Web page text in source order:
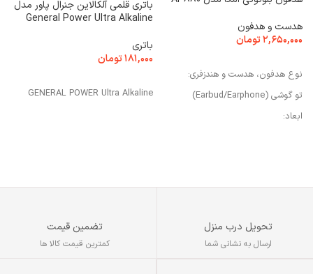
هدست و هدفون
۲,۶۵۰,۰۰۰تومان
نوع هدفون، هدست و هندزفری:
تو گوشی (Earbud/Earphone)
ابعاد:
باتری قابل شارژ
باتری قلمی آلکالاین جنرال پاور مدل
General Power Ultra Alkaline
باتری
۱۸۱,۰۰۰تومان
GENERAL POWER Ultra Alkaline
تحویل درب منزل
ارسال به نشانی شما
تضمین قیمت
کمترین قیمت کالا ها